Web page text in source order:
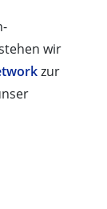
wir
zur